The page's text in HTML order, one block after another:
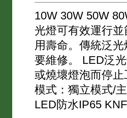
10W 30W 50W
光燈可有效運行
用壽命。傳統泛
要維修。 LED泛
或燒壞燈泡而停
模式：獨立模式/
LED防水IP65